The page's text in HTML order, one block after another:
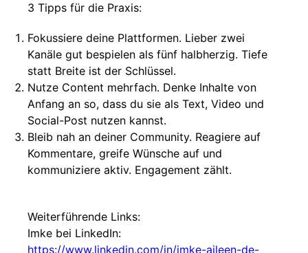
3 Tipps für die Praxis:
Fokussiere deine Plattformen. Lieber zwei
Kanäle gut bespielen als fünf halbherzig. Tiefe
statt Breite ist der Schlüssel.
Nutze Content mehrfach. Denke Inhalte von
Anfang an so, dass du sie als Text, Video und
Social-Post nutzen kannst.
Bleib nah an deiner Community. Reagiere auf
Kommentare, greife Wünsche auf und
kommuniziere aktiv. Engagement zählt.
Weiterführende Links:
Imke bei LinkedIn:
https://www.linkedin.com/in/imke-aileen-de-